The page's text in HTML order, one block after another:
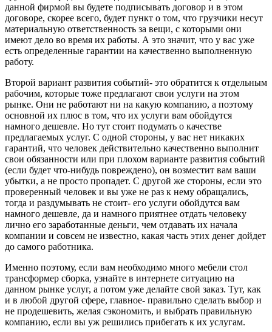
данной фирмой вы будете подписывать договор и в этом
договоре, скорее всего, будет пункт о том, что грузчики несут
материальную ответственность за вещи, с которыми они
имеют дело во время их работы. А это значит, что у вас уже
есть определенные гарантии на качественно выполненную
работу.
Второй вариант развития событий- это обратится к отдельным
рабочим, которые тоже предлагают свои услуги на этом
рынке. Они не работают ни на какую компанию, а поэтому
основной их плюс в том, что их услуги вам обойдутся
намного дешевле. Но тут стоит подумать о качестве
предлагаемых услуг. С одной стороны, у вас нет никаких
гарантий, что человек действительно качественно выполнит
свои обязанности или при плохом варианте развития событий
(если будет что-нибудь повреждено), он возместит вам ваши
убытки, а не просто пропадет. С другой же стороны, если это
проверенный человек и вы уже не раз к нему обращались,
тогда и раздумывать не стоит- его услуги обойдутся вам
намного дешевле, да и намного приятнее отдать человеку
лично его заработанные деньги, чем отдавать их начала
компании и совсем не известно, какая часть этих денег дойдет
до самого работника.
Именно поэтому, если вам необходимо много мебели стол
трансформер сборка, узнайте в интернете ситуацию на
данном рынке услуг, а потом уже делайте свой заказ. Тут, как
и в любой другой сфере, главное- правильно сделать выбор и
не продешевить, желая сэкономить, и выбрать правильную
компанию, если вы уж решились прибегать к их услугам.